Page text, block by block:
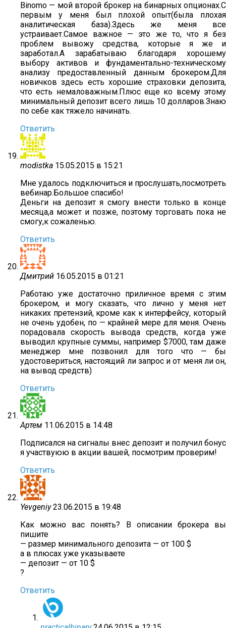
Binomo — мой второй брокер на бинарных опционах.С
первым у меня был плохой опыт(была плохая
аналитическая база).Здесь же меня все
устраивает.Самое важное — это же то, что я без
проблем вывожу средства, которые я же и
заработал.А зарабатываю благодаря хорошему
выбору активов и фундаментально-техническому
анализу предоставленный данным брокером.Для
новичков здесь есть хорошие страховки депозита,
что есть немаловажным.Плюс еще ко всему этому
минимальный депозит всего лишь 10 долларов.Знаю
по себе как тяжело начинать.
Ответить
modistka 15.05.2015 в 15:21
Мне удалось подключиться и прослушать,посмотреть
вебинар.Большое спасибо!
Деньги на депозит я смогу внести только в конце
месяца,а может и позже, поэтому торговать пока не
смогу,к сожаленью.
Ответить
Дмитрий 16.05.2015 в 01:21
Работаю уже достаточно приличное время с этим
брокером, и могу сказать, что лично у меня нет
никаких претензий, кроме как к интерфейсу, который
не очень удобен, по — крайней мере для меня. Очень
порадовала скорость вывода средств, когда уже
выводил крупные суммы, например $7000, там даже
менеджер мне позвонил для того что — бы
удостовериться, настоящий ли запрос и от меня ли он,
на вывод средств)
Ответить
Артем 11.06.2015 в 14:48
Подписался на сигналы внес депозит и получил бонус
я участвуюю в акции вашей, посмотрим проверим!
Ответить
Yevgeniy 23.06.2015 в 19:48
Как можно вас понять? В описании брокера вы
пишите
— размер минимального депозита — от 100 $
а в плюсах уже указываете
— депозит — от 10 $
?
Ответить